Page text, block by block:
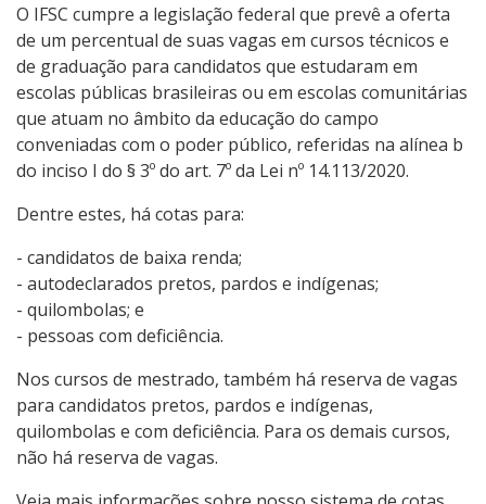
Educação a Distância
Todos os cursos
Processo de Inscrição
Resultados
Resultados Vagas Remanescentes
Como posso estudar no IFSC?
Calendário de inscrições
O IFSC cumpre a legislação federal que prevê a oferta
de um percentual de suas vagas em cursos técnicos e
de graduação para candidatos que estudaram em
escolas públicas brasileiras ou em escolas comunitárias
que atuam no âmbito da educação do campo
conveniadas com o poder público, referidas na alínea b
do inciso I do § 3º do art. 7º da Lei nº 14.113/2020.
Dentre estes, há cotas para:
- candidatos de baixa renda;
- autodeclarados pretos, pardos e indígenas;
- quilombolas; e
- pessoas com deficiência.
Nos cursos de mestrado, também há reserva de vagas
para candidatos pretos, pardos e indígenas,
quilombolas e com deficiência. Para os demais cursos,
não há reserva de vagas.